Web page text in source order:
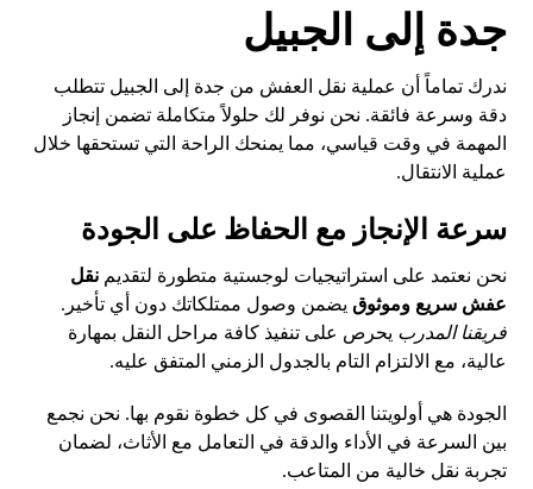
جدة إلى الجبيل
ندرك تماماً أن عملية نقل العفش من جدة إلى الجبيل تتطلب
دقة وسرعة فائقة. نحن نوفر لك حلولاً متكاملة تضمن إنجاز
المهمة في وقت قياسي، مما يمنحك الراحة التي تستحقها خلال
عملية الانتقال.
سرعة الإنجاز مع الحفاظ على الجودة
نحن نعتمد على استراتيجيات لوجستية متطورة لتقديمنقل
عفش سريع وموثوق يضمن وصول ممتلكاتك دون أي تأخير.
فريقنا المدرب يحرص على تنفيذ كافة مراحل النقل بمهارة
عالية، مع الالتزام التام بالجدول الزمني المتفق عليه.
الجودة هي أولويتنا القصوى في كل خطوة نقوم بها. نحن نجمع
بين السرعة في الأداء والدقة في التعامل مع الأثاث، لضمان
تجربة نقل خالية من المتاعب.